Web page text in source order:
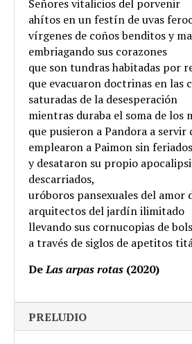
Señores vitalicios del porvenir
ahítos en un festín de uvas
vírgenes de coños benditos y
embriagando sus corazones
que son tundras habitadas por
que evacuaron doctrinas en las
saturadas de la desesperación
mientras duraba el soma de los
que pusieron a Pandora a servir
emplearon a Paimon sin
y desataron su propio
descarriados,
uróboros pansexuales del amor
arquitectos del jardín ilimitado
llevando sus cornucopias de
a través de siglos de apetitos
DeLas arpas rotas (2020)
PRELUDIO